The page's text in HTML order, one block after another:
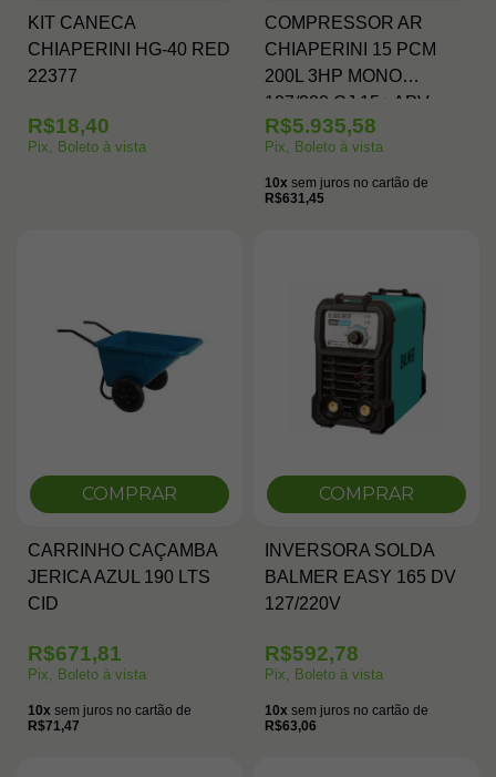
KIT CANECA
CHIAPERINI HG-40 RED
22377
R$18,40
Pix, Boleto à vista
COMPRESSOR AR
CHIAPERINI 15 PCM
200L 3HP MONO
127/220 CJ 15+ APV
ALTA PRESSAO
R$5.935,58
Pix, Boleto à vista
10x sem juros no cartão de
R$631,45
COMPRAR
CARRINHO CAÇAMBA
JERICA AZUL 190 LTS
CID
R$671,81
Pix, Boleto à vista
10x sem juros no cartão de
R$71,47
COMPRAR
INVERSORA SOLDA
BALMER EASY 165 DV
127/220V
R$592,78
Pix, Boleto à vista
10x sem juros no cartão de
R$63,06